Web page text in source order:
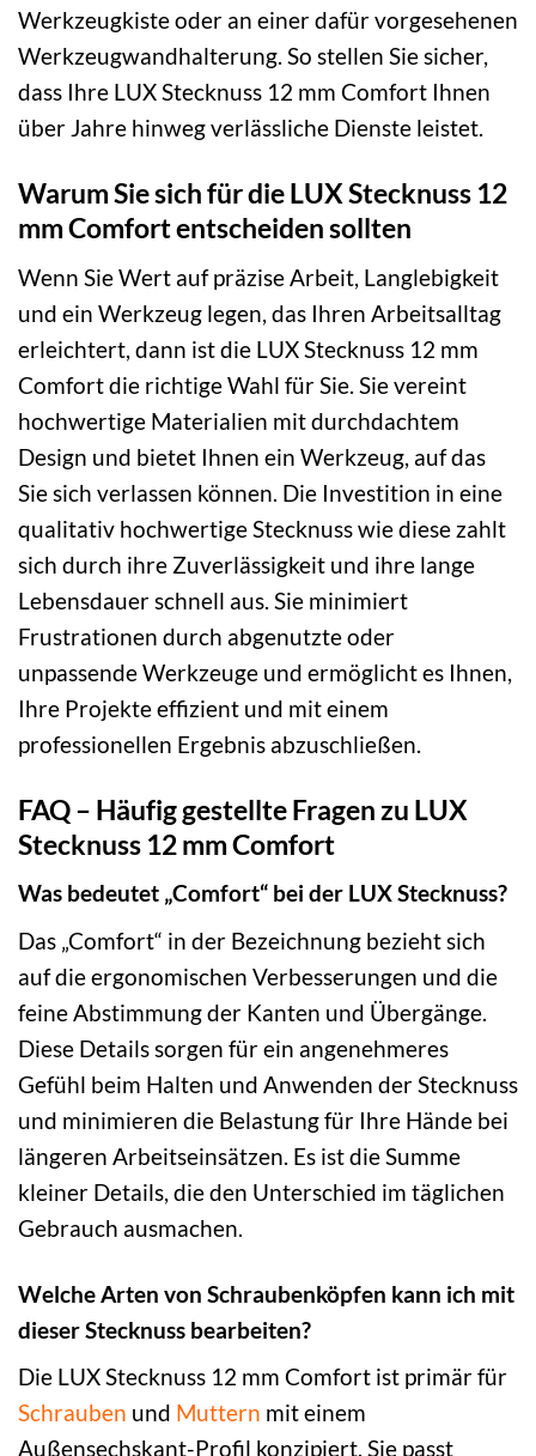
Werkzeugkiste oder an einer dafür vorgesehenen
Werkzeugwandhalterung. So stellen Sie sicher,
dass Ihre LUX Stecknuss 12 mm Comfort Ihnen
über Jahre hinweg verlässliche Dienste leistet.
Warum Sie sich für die LUX Stecknuss 12
mm Comfort entscheiden sollten
Wenn Sie Wert auf präzise Arbeit, Langlebigkeit
und ein Werkzeug legen, das Ihren Arbeitsalltag
erleichtert, dann ist die LUX Stecknuss 12 mm
Comfort die richtige Wahl für Sie. Sie vereint
hochwertige Materialien mit durchdachtem
Design und bietet Ihnen ein Werkzeug, auf das
Sie sich verlassen können. Die Investition in eine
qualitativ hochwertige Stecknuss wie diese zahlt
sich durch ihre Zuverlässigkeit und ihre lange
Lebensdauer schnell aus. Sie minimiert
Frustrationen durch abgenutzte oder
unpassende Werkzeuge und ermöglicht es Ihnen,
Ihre Projekte effizient und mit einem
professionellen Ergebnis abzuschließen.
FAQ – Häufig gestellte Fragen zu LUX
Stecknuss 12 mm Comfort
Was bedeutet „Comfort“ bei der LUX Stecknuss?
Das „Comfort“ in der Bezeichnung bezieht sich
auf die ergonomischen Verbesserungen und die
feine Abstimmung der Kanten und Übergänge.
Diese Details sorgen für ein angenehmeres
Gefühl beim Halten und Anwenden der Stecknuss
und minimieren die Belastung für Ihre Hände bei
längeren Arbeitseinsätzen. Es ist die Summe
kleiner Details, die den Unterschied im täglichen
Gebrauch ausmachen.
Welche Arten von Schraubenköpfen kann ich mit
dieser Stecknuss bearbeiten?
Die LUX Stecknuss 12 mm Comfort ist primär für
Schrauben und Muttern mit einem
Außensechskant-Profil konzipiert. Sie passt